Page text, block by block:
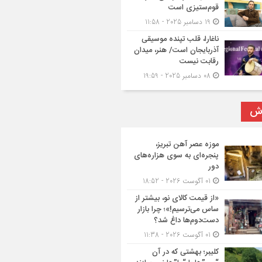
قوم‌ستیزی است
ناغارا، قلب تپنده موسیقی
آذربایجان است/ هنر، میدان
رقابت نیست
موزه عصر آهن تبریز،
پنجره‌ای به سوی هزاره‌های
دور
«از قیمت کالای نو، بیشتر از
ساس می‌ترسیم!»؛ چرا بازار
دست‌دوم‌ها داغ شد؟
کلیبر؛ بهشتی که در آن